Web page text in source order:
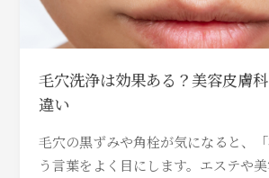
毛穴洗浄は効果ある？美容皮膚
違い
毛穴の黒ずみや角栓が気になると、
う言葉をよく目にします。エステや